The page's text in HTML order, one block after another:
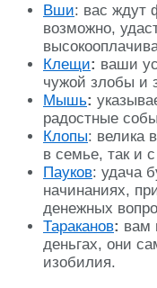
Вши: вас ждут
возможно,
Клещи: ваши
чужой злобы и
Мышь:
радостные
Клопы: велика
в семье, так и
Пауков: удача
начинаниях,
денежных
Тараканов: вам
деньгах, они
изобилия.